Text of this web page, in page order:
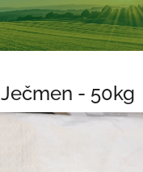
Ječmen - 50kg